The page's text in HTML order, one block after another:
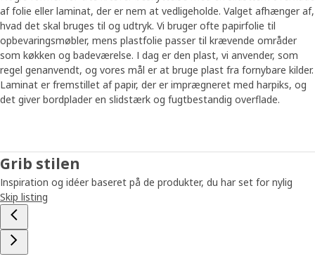
af folie eller laminat, der er nem at vedligeholde. Valget afhænger af,
hvad det skal bruges til og udtryk. Vi bruger ofte papirfolie til
opbevaringsmøbler, mens plastfolie passer til krævende områder
som køkken og badeværelse. I dag er den plast, vi anvender, som
regel genanvendt, og vores mål er at bruge plast fra fornybare kilder.
Laminat er fremstillet af papir, der er imprægneret med harpiks, og
det giver bordplader en slidstærk og fugtbestandig overflade.
Grib stilen
Inspiration og idéer baseret på de produkter, du har set for nylig
Skip listing